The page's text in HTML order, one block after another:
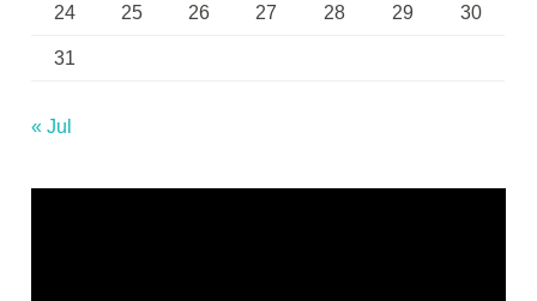
24 25 26 27 28 29 30
31
« Jul